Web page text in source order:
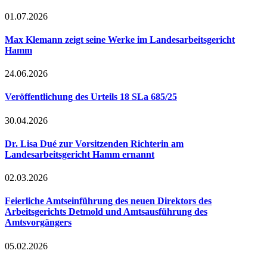
01.07.2026
Max Klemann zeigt seine Werke im Landesarbeitsgericht
Hamm
24.06.2026
Veröffentlichung des Urteils 18 SLa 685/25
30.04.2026
Dr. Lisa Dué zur Vorsitzenden Richterin am
Landesarbeitsgericht Hamm ernannt
02.03.2026
Feierliche Amtseinführung des neuen Direktors des
Arbeitsgerichts Detmold und Amtsausführung des
Amtsvorgängers
05.02.2026